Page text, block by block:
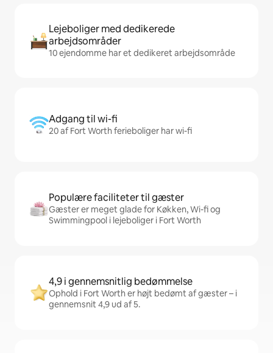
Lejeboliger med dedikerede
arbejdsområder
10 ejendomme har et dedikeret arbejdsområde
Adgang til wi-fi
20 af Fort Worth ferieboliger har wi-fi
Populære faciliteter til gæster
Gæster er meget glade for Køkken, Wi-fi og
Swimmingpool i lejeboliger i Fort Worth
4,9 i gennemsnitlig bedømmelse
Ophold i Fort Worth er højt bedømt af gæster – i
gennemsnit 4,9 ud af 5.